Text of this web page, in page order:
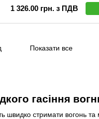
гасіння
стримати вогонь та
1 326.00 грн. з ПДВ
Показати все